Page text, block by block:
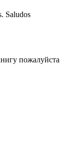
Saludos
пожалуйста